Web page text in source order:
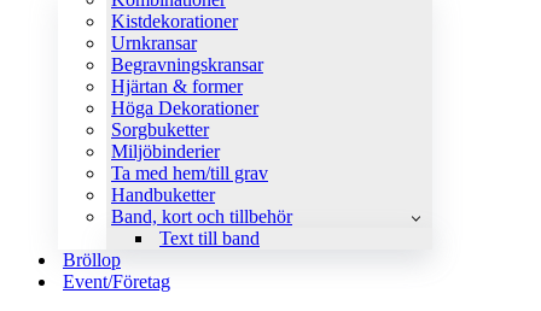
Kistdekorationer
Urnkransar
Begravningskransar
Hjärtan & former
Höga Dekorationer
Sorgbuketter
Miljöbinderier
Ta med hem/till grav
Handbuketter
Band, kort och tillbehör
Text till band
Bröllop
Event/Företag